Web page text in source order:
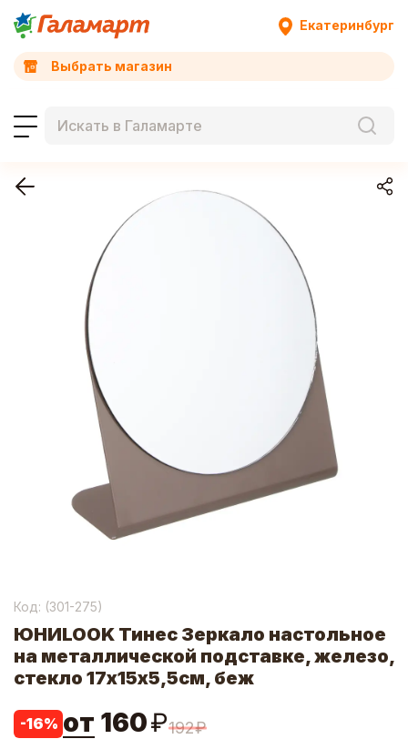
Екатеринбург
Выбрать магазин
Код: (301-275)
ЮНИLOOK Тинес Зеркало настольное
на металлической подставке, железо,
стекло 17х15х5,5см, беж
-16% от 160₽192₽